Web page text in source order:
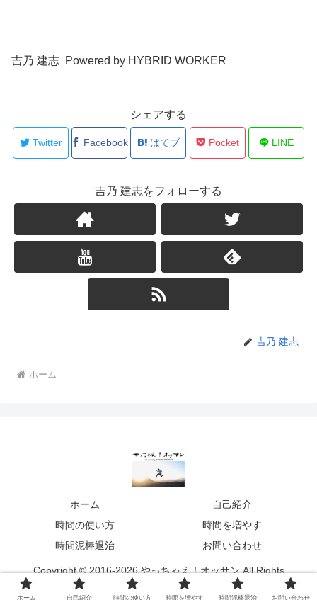
吉乃 建志 Powered by HYBRID WORKER
シェアする
Twitter Facebook はてブ Pocket LINE
吉乃 建志をフォローする
吉乃 建志
ホーム
ホーム
自己紹介
時間の使い方
時間を増やす
時間泥棒退治
お問い合わせ
Copyright © 2016-2026 やっちゃえ！オッサン All Rights
Reserved.
ホーム 自己紹介 時間の使い方 時間を増やす 時間泥棒退治 お問い合わせ